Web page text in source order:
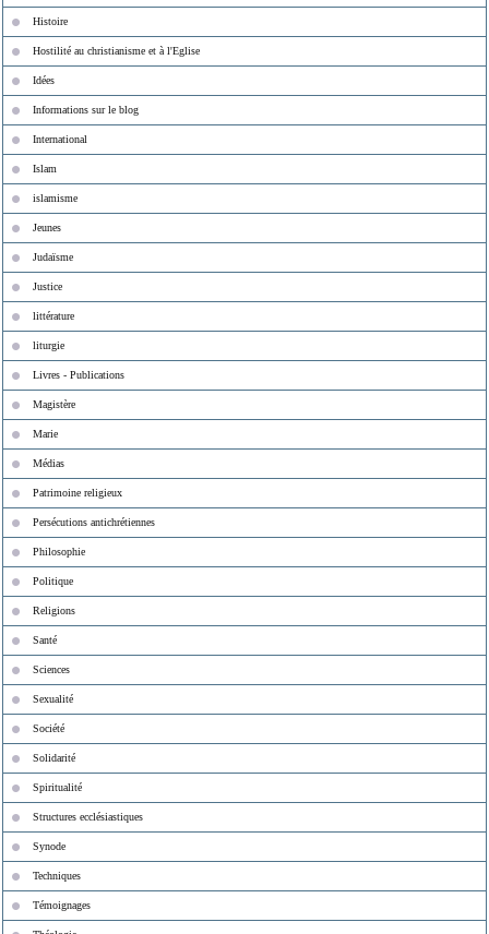
Histoire
Hostilité au christianisme et à l'Eglise
Idées
Informations sur le blog
International
Islam
islamisme
Jeunes
Judaïsme
Justice
littérature
liturgie
Livres - Publications
Magistère
Marie
Médias
Patrimoine religieux
Persécutions antichrétiennes
Philosophie
Politique
Religions
Santé
Sciences
Sexualité
Société
Solidarité
Spiritualité
Structures ecclésiastiques
Synode
Techniques
Témoignages